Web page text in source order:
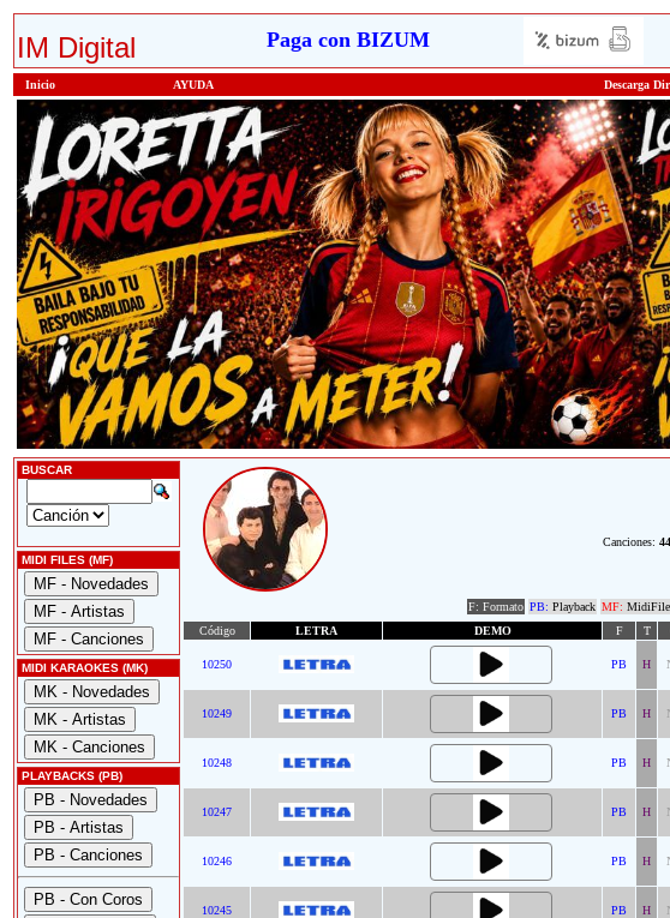
IM Digital Paga con BIZUM
Inicio AYUDA Descarga
BUSCAR
MIDI FILES (MF)
MIDI KARAOKES (MK)
PLAYBACKS (PB)
Canciones: 44
F: Formato PB: Playback MF: MidiFile
Código
LETRA DEMO F T
10250 PB H
10249 PB H
10248 PB H
10247 PB H
10246 PB H
10245 PB H